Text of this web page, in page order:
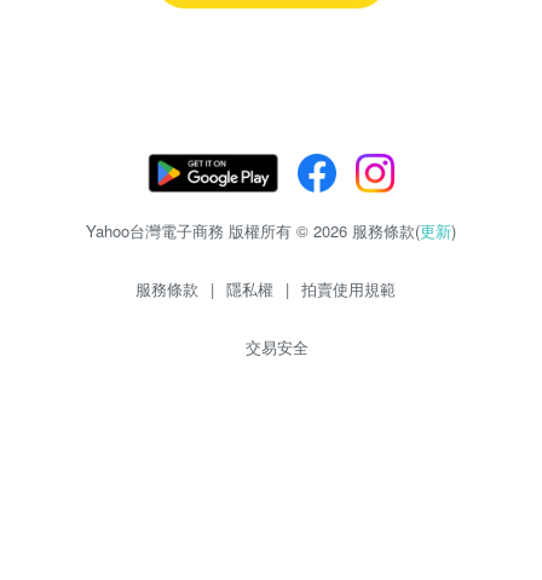
Yahoo台灣電子商務 版權所有 © 2026 服務條款(更新)
服務條款 | 隱私權 | 拍賣使用規範
交易安全